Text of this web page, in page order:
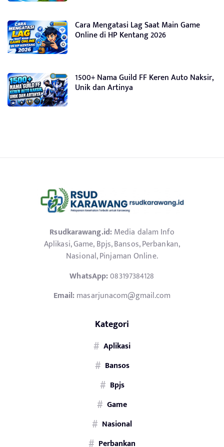
Cara Mengatasi Lag Saat Main Game
Online di HP Kentang 2026
1500+ Nama Guild FF Keren Auto Naksir,
Unik dan Artinya
Rsudkarawang.id:Media dalam Info
Aplikasi, Game, Bpjs, Bansos, Perbankan,
Nasional, Pinjaman Online.
WhatsApp:083197384128
Email:masarjunacom@gmail.com
Kategori
Aplikasi
Bansos
Bpjs
Game
Nasional
Perbankan